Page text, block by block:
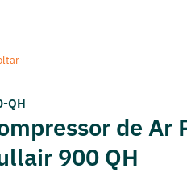
QH
de Ar
900 QH